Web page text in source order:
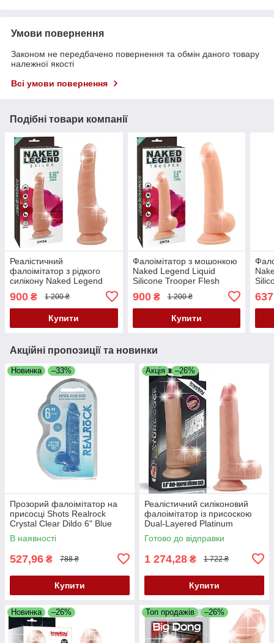
Умови повернення
Законом не передбачено повернення та обмін даного товару
належної якості
Всі умови повернення
Подібні товари компанії
Реалістичний
фалоімітатор з рідкого
силікону Naked Legend
900 ₴ 1 200 ₴
Купити
Фалоімітатор з мошонкою
Naked Legend Liquid
Silicone Trooper Flesh
900₴ 1 200 ₴
Купити
Акційні пропозиції та новинки
Новинка –33%
Прозорий фалоімітатор на
присосці Shots Realrock
Crystal Clear Dildo 6" Blue
В наявності
527,96 ₴ 788 ₴
Купити
Акція –26%
Реалістичний силіконовий
фалоімітатор із присоскою
Dual-Layered Platinum
Silicone Nature Cock 8" Flesh
Готово до відправки
1 274,28 ₴ 1 722 ₴
Купити
Новинка –26% Топ продажів –26%